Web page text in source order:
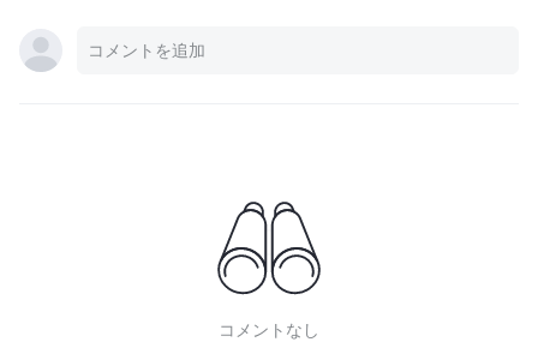
コメントなし